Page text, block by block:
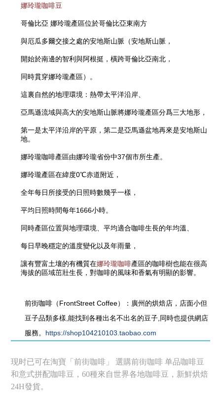
娜玲瓏咖啡豆
哥倫比亞 娜玲瓏產區位於哥倫比亞東南方
與厄瓜多爾交接之處的安地斯山脈（安地斯山脈，
開始於南邊的智利與阿根挺，橫跨哥倫比亞南北，
同時貫穿娜玲瓏產區）。
這裏自然的地理環境：熱帶太平洋沿岸、
亞馬遜流域與高大的安地斯山脈將娜玲瓏產區分爲三大地形，
第一是太平洋沿岸的平原，第二是亞馬遜盆地再來是安地斯山
地。
娜玲瓏咖啡產區由娜玲瓏省份中37個市所生產。
娜玲瓏產區在緯度0℃赤道附近，
全年每日所接受的日照時數幾乎一樣，
平均日照時間每年1666小時。
同時產區位置與地理環境、平均適合咖啡生長的年均溫、
每日早晚穩定的溫度變化以及年雨量，
讓有豐富土壤的有機質在娜玲瓏咖啡產區的咖啡樹也能在很高
海拔的區域茁壯生長，對咖啡的風味和香氣有明顯的影響。
前街咖啡（FrontStreet Coffee）：廣州的烘焙店，店面小但
豆子品類多樣,能找到各種出名不出名的豆子,同時也提供網店
服務。 https://shop104210103.taobao.com
现时已可在淘寶「前街咖啡」 選購前街咖啡 单品咖啡豆
和意式拼配咖啡豆，60種來自世界各地咖啡豆，新鮮烘焙
24H發貨。